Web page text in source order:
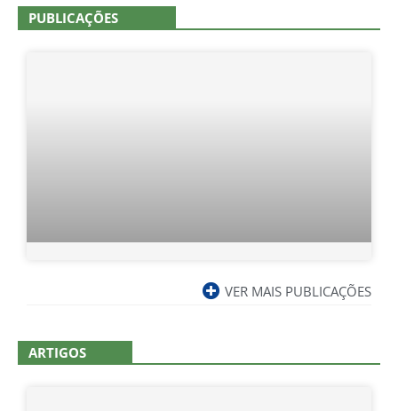
PUBLICAÇÕES
VER MAIS PUBLICAÇÕES
ARTIGOS